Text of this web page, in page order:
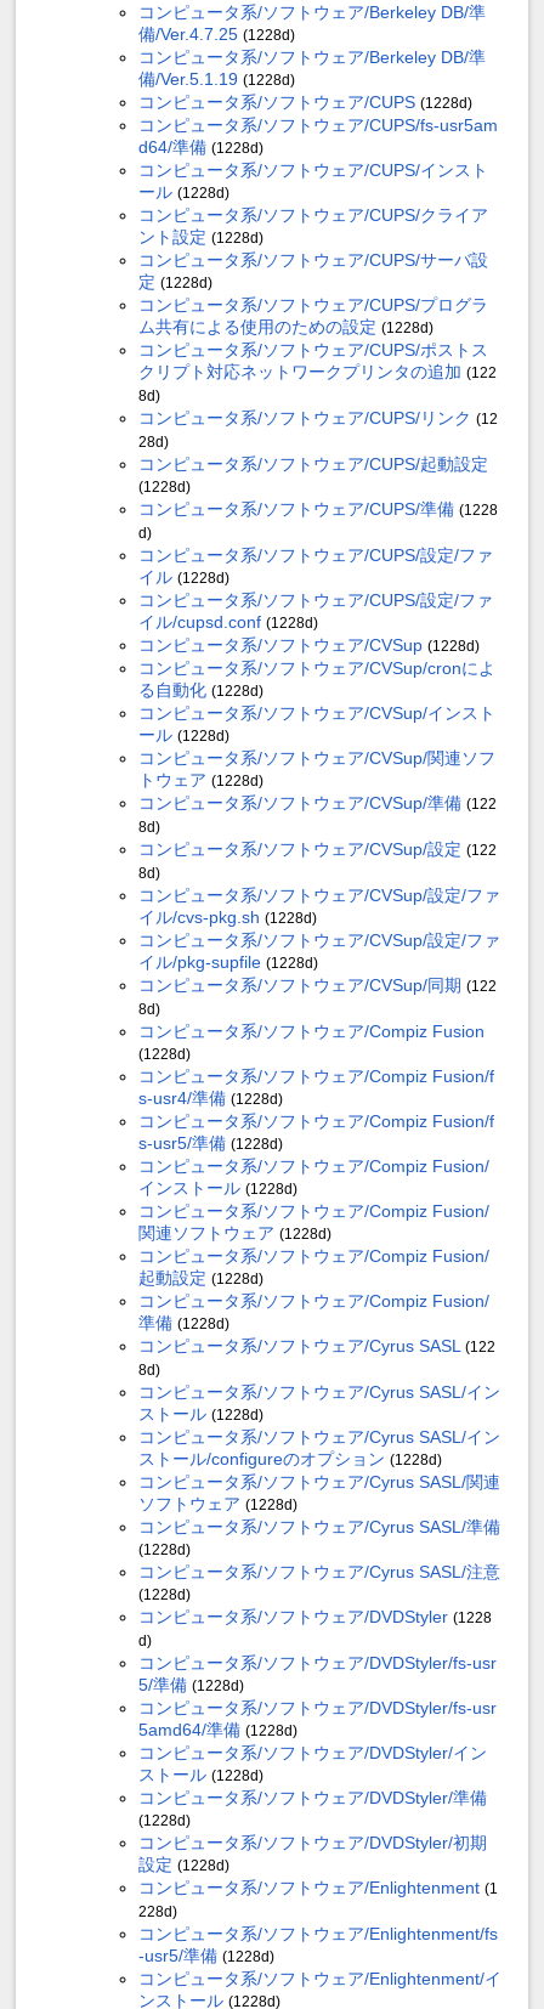
コンピュータ系/ソフトウェア/Berkeley DB/準
備/Ver.4.7.25 (1228d)
コンピュータ系/ソフトウェア/Berkeley DB/準
備/Ver.5.1.19 (1228d)
コンピュータ系/ソフトウェア/CUPS (1228d)
コンピュータ系/ソフトウェア/CUPS/fs-usr5am
d64/準備 (1228d)
コンピュータ系/ソフトウェア/CUPS/インスト
ール (1228d)
コンピュータ系/ソフトウェア/CUPS/クライア
ント設定 (1228d)
コンピュータ系/ソフトウェア/CUPS/サーバ設
定 (1228d)
コンピュータ系/ソフトウェア/CUPS/プログラ
ム共有による使用のための設定 (1228d)
コンピュータ系/ソフトウェア/CUPS/ポストス
クリプト対応ネットワークプリンタの追加 (122
8d)
コンピュータ系/ソフトウェア/CUPS/リンク (12
28d)
コンピュータ系/ソフトウェア/CUPS/起動設定
(1228d)
コンピュータ系/ソフトウェア/CUPS/準備 (1228
d)
コンピュータ系/ソフトウェア/CUPS/設定/ファ
イル (1228d)
コンピュータ系/ソフトウェア/CUPS/設定/ファ
イル/cupsd.conf (1228d)
コンピュータ系/ソフトウェア/CVSup (1228d)
コンピュータ系/ソフトウェア/CVSup/cronによ
る自動化 (1228d)
コンピュータ系/ソフトウェア/CVSup/インスト
ール (1228d)
コンピュータ系/ソフトウェア/CVSup/関連ソフ
トウェア (1228d)
コンピュータ系/ソフトウェア/CVSup/準備 (122
8d)
コンピュータ系/ソフトウェア/CVSup/設定 (122
8d)
コンピュータ系/ソフトウェア/CVSup/設定/ファ
イル/cvs-pkg.sh (1228d)
コンピュータ系/ソフトウェア/CVSup/設定/ファ
イル/pkg-supfile (1228d)
コンピュータ系/ソフトウェア/CVSup/同期 (122
8d)
コンピュータ系/ソフトウェア/Compiz Fusion
(1228d)
コンピュータ系/ソフトウェア/Compiz Fusion/f
s-usr4/準備 (1228d)
コンピュータ系/ソフトウェア/Compiz Fusion/f
s-usr5/準備 (1228d)
コンピュータ系/ソフトウェア/Compiz Fusion/
インストール (1228d)
コンピュータ系/ソフトウェア/Compiz Fusion/
関連ソフトウェア (1228d)
コンピュータ系/ソフトウェア/Compiz Fusion/
起動設定 (1228d)
コンピュータ系/ソフトウェア/Compiz Fusion/
準備 (1228d)
コンピュータ系/ソフトウェア/Cyrus SASL (122
8d)
コンピュータ系/ソフトウェア/Cyrus SASL/イン
ストール (1228d)
コンピュータ系/ソフトウェア/Cyrus SASL/イン
ストール/configureのオプション (1228d)
コンピュータ系/ソフトウェア/Cyrus SASL/関連
ソフトウェア (1228d)
コンピュータ系/ソフトウェア/Cyrus SASL/準備
(1228d)
コンピュータ系/ソフトウェア/Cyrus SASL/注意
(1228d)
コンピュータ系/ソフトウェア/DVDStyler (1228
d)
コンピュータ系/ソフトウェア/DVDStyler/fs-usr
5/準備 (1228d)
コンピュータ系/ソフトウェア/DVDStyler/fs-usr
5amd64/準備 (1228d)
コンピュータ系/ソフトウェア/DVDStyler/イン
ストール (1228d)
コンピュータ系/ソフトウェア/DVDStyler/準備
(1228d)
コンピュータ系/ソフトウェア/DVDStyler/初期
設定 (1228d)
コンピュータ系/ソフトウェア/Enlightenment (1
228d)
コンピュータ系/ソフトウェア/Enlightenment/fs
-usr5/準備 (1228d)
コンピュータ系/ソフトウェア/Enlightenment/イ
ンストール (1228d)